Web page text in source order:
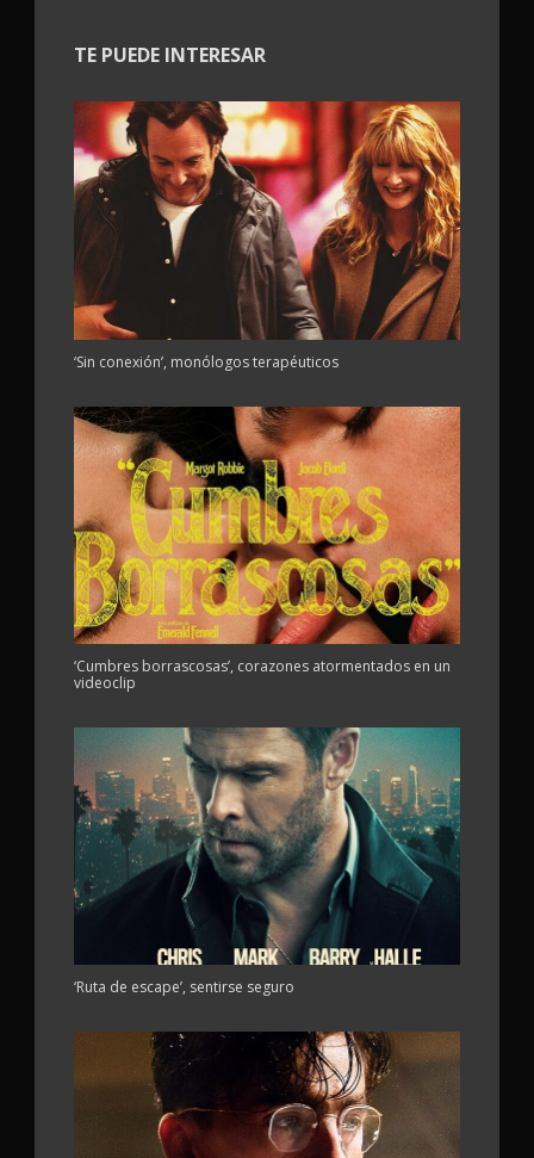
TE PUEDE INTERESAR
‘Sin conexión’, monólogos terapéuticos
‘Cumbres borrascosas’, corazones atormentados en un
videoclip
‘Ruta de escape’, sentirse seguro